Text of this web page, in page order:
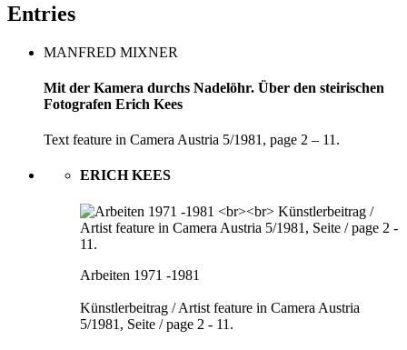
Entries
MANFRED MIXNER
Mit der Kamera durchs Nadelöhr. Über den steirischen
Fotografen Erich Kees
Text feature in Camera Austria 5/1981, page 2 – 11.
ERICH KEES
Arbeiten 1971 -1981
Künstlerbeitrag / Artist feature in Camera Austria
5/1981, Seite / page 2 - 11.